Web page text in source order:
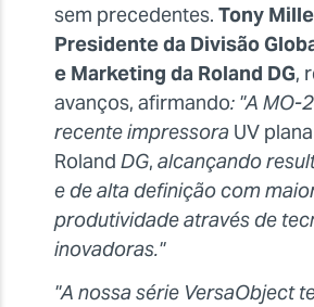
sem precedentes. Tony
Presidente da Divisão
e Marketing da Roland DG,
avanços, afirmando: "A MO-
recente impressora UV
Roland DG, alcançando
e de alta definição com
produtividade através de
inovadoras."
"A nossa série VersaObject